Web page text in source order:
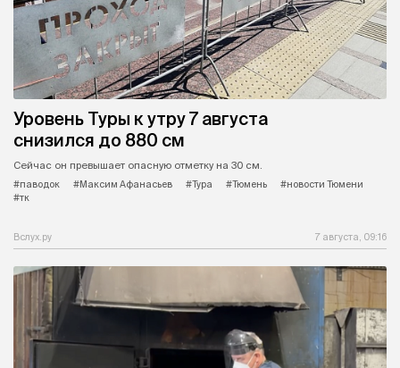
Уровень Туры к утру 7 августа
снизился до 880 см
Сейчас он превышает опасную отметку на 30 см.
#паводок
#Максим Афанасьев #Тура #Тюмень
#новости Тюмени
#тк
Вслух.ру 7 августа, 09:16